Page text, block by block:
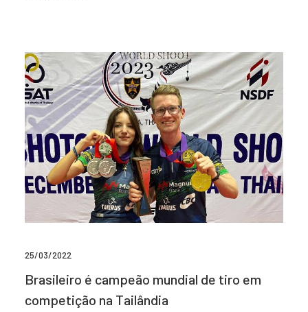
25/03/2022
Brasileiro é campeão mundial de tiro em
competição na Tailândia